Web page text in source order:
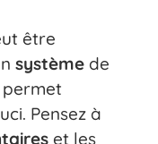
être
système de
Pensez à
et les